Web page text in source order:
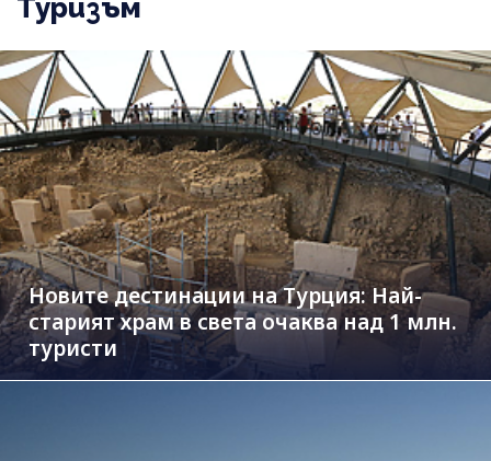
Туризъм
Новите дестинации на Турция: Най-
старият храм в света очаква над 1 млн.
туристи